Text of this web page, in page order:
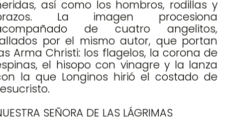
así como los hombros, rodillas y
La imagen procesiona
de cuatro angelitos,
por el mismo autor, que portan
Arma Christi: los flagelos, la corona de
el hisopo con vinagre y la lanza
la que Longinos hirió el costado de
SEÑORA DE LAS LÁGRIMAS